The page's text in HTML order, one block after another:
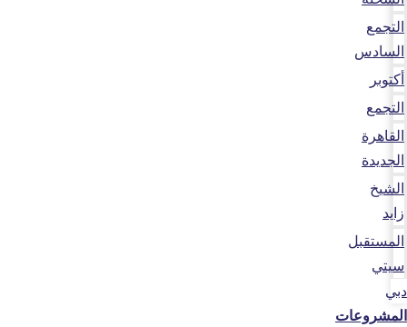
التجمع
السادس
أكتوبر
التجمع
القاهرة
الجديدة
الشيخ
زايد
المستقبل
سيتي
دبي
المشروعات